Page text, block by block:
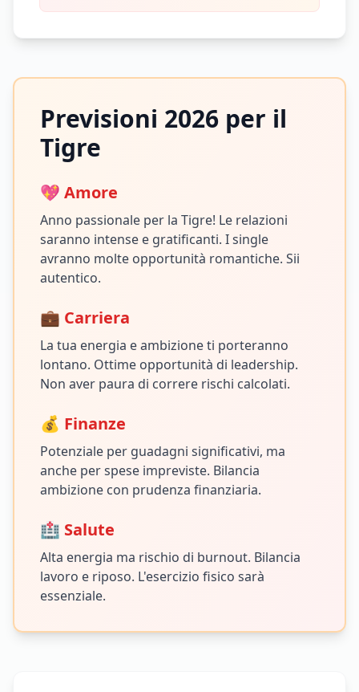
Previsioni 2026 per il
Tigre
💖 Amore
Anno passionale per la Tigre! Le relazioni
saranno intense e gratificanti. I single
avranno molte opportunità romantiche. Sii
autentico.
💼 Carriera
La tua energia e ambizione ti porteranno
lontano. Ottime opportunità di leadership.
Non aver paura di correre rischi calcolati.
💰 Finanze
Potenziale per guadagni significativi, ma
anche per spese impreviste. Bilancia
ambizione con prudenza finanziaria.
🏥 Salute
Alta energia ma rischio di burnout. Bilancia
lavoro e riposo. L'esercizio fisico sarà
essenziale.